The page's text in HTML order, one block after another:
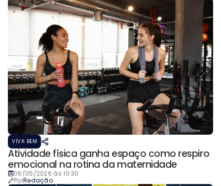
VIVA BEM
Atividade física ganha espaço como respiro
emocional na rotina da maternidade
06/05/2026 às 10:30
PorRedação